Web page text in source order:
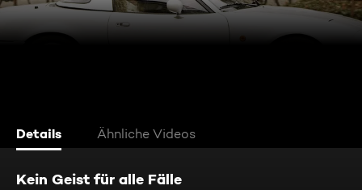
Details Ähnliche Videos
Kein Geist für alle Fälle